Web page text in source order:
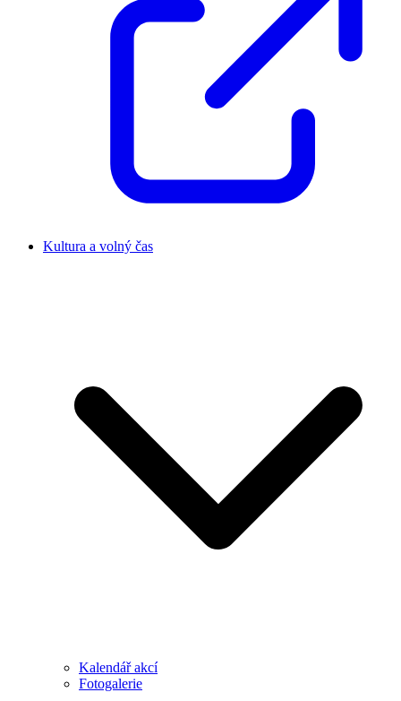
Kultura a volný čas
Kalendář akcí
Fotogalerie